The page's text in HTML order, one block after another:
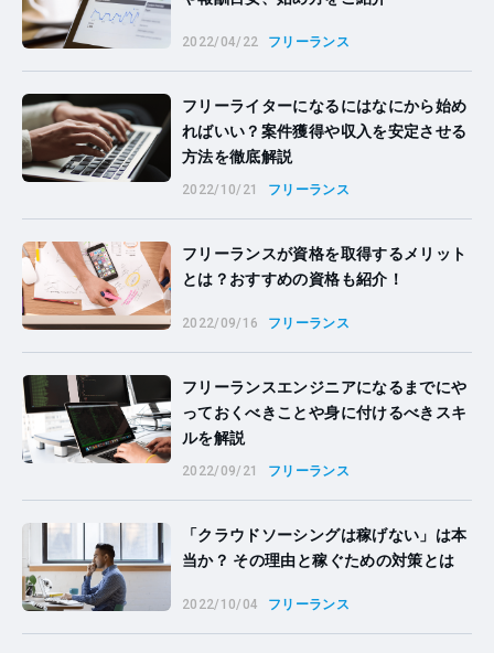
2022/04/22 フリーランス
フリーライターになるにはなにから始め
ればいい？案件獲得や収入を安定させる
方法を徹底解説
2022/10/21 フリーランス
フリーランスが資格を取得するメリット
とは？おすすめの資格も紹介！
2022/09/16 フリーランス
フリーランスエンジニアになるまでにや
っておくべきことや身に付けるべきスキ
ルを解説
2022/09/21 フリーランス
「クラウドソーシングは稼げない」は本
当か？ その理由と稼ぐための対策とは
2022/10/04 フリーランス